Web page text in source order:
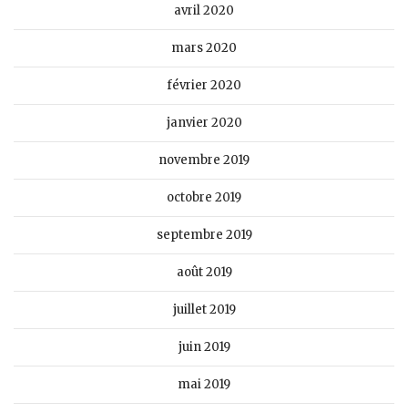
avril 2020
mars 2020
février 2020
janvier 2020
novembre 2019
octobre 2019
septembre 2019
août 2019
juillet 2019
juin 2019
mai 2019